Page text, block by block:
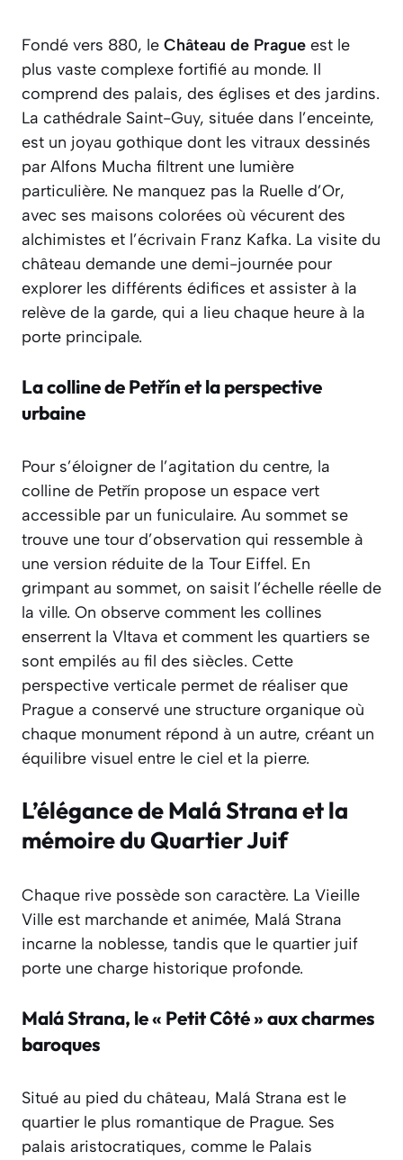
Fondé vers 880, le Château de Prague est le
plus vaste complexe fortifié au monde. Il
comprend des palais, des églises et des jardins.
La cathédrale Saint-Guy, située dans l’enceinte,
est un joyau gothique dont les vitraux dessinés
par Alfons Mucha filtrent une lumière
particulière. Ne manquez pas la Ruelle d’Or,
avec ses maisons colorées où vécurent des
alchimistes et l’écrivain Franz Kafka. La visite du
château demande une demi-journée pour
explorer les différents édifices et assister à la
relève de la garde, qui a lieu chaque heure à la
porte principale.
La colline de Petřín et la perspective
urbaine
Pour s’éloigner de l’agitation du centre, la
colline de Petřín propose un espace vert
accessible par un funiculaire. Au sommet se
trouve une tour d’observation qui ressemble à
une version réduite de la Tour Eiffel. En
grimpant au sommet, on saisit l’échelle réelle de
la ville. On observe comment les collines
enserrent la Vltava et comment les quartiers se
sont empilés au fil des siècles. Cette
perspective verticale permet de réaliser que
Prague a conservé une structure organique où
chaque monument répond à un autre, créant un
équilibre visuel entre le ciel et la pierre.
L’élégance de Malá Strana et la
mémoire du Quartier Juif
Chaque rive possède son caractère. La Vieille
Ville est marchande et animée, Malá Strana
incarne la noblesse, tandis que le quartier juif
porte une charge historique profonde.
Malá Strana, le « Petit Côté » aux charmes
baroques
Situé au pied du château, Malá Strana est le
quartier le plus romantique de Prague. Ses
palais aristocratiques, comme le Palais